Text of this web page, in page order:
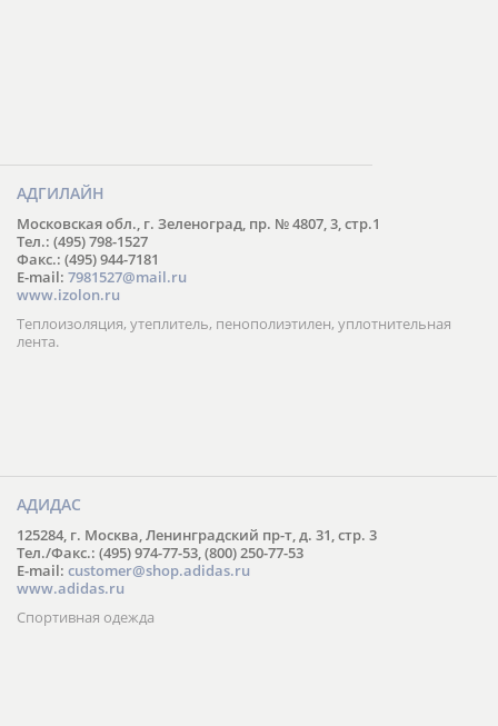
АДГИЛАЙН
Московская обл., г. Зеленоград, пр. № 4807, 3, стр.1
Тел.: (495) 798-1527
Факс.: (495) 944-7181
E-mail: 7981527@mail.ru
www.izolon.ru
Теплоизоляция, утеплитель, пенополиэтилен, уплотнительная
лента.
АДИДАС
125284, г. Москва, Ленинградский пр-т, д. 31, стр. 3
Тел./Факс.: (495) 974-77-53, (800) 250-77-53
E-mail: customer@shop.adidas.ru
www.adidas.ru
Спортивная одежда